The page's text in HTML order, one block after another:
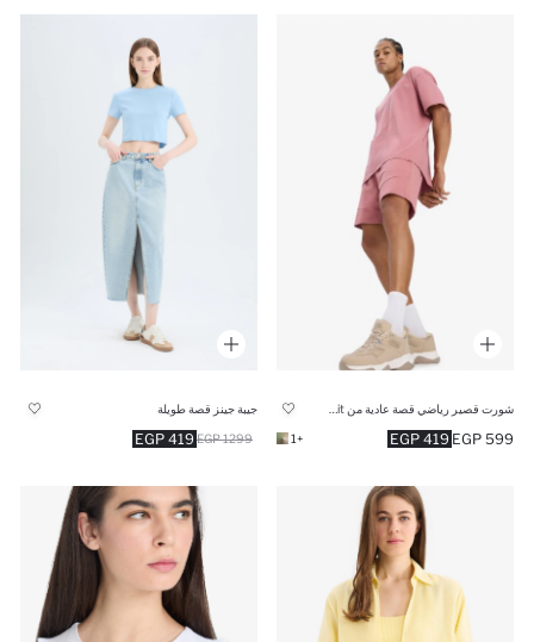
419 EGP 599 EGP
+1
جيبة جينز قصة طويلة
419 EGP 1299 EGP